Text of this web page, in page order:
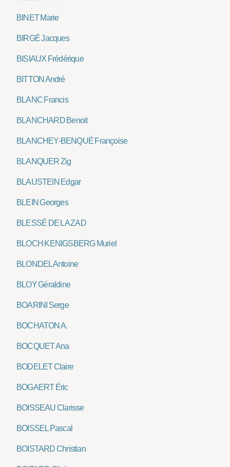
BINET Marie
BIRGÉ Jacques
BISIAUX Frédérique
BITTON André
BLANC Francis
BLANCHARD Benoit
BLANCHEY-BENQUÉ Françoise
BLANQUER Zig
BLAUSTEIN Edgar
BLEIN Georges
BLESSÉ DE LA ZAD
BLOCH KENIGSBERG Muriel
BLONDEL Antoine
BLOY Géraldine
BOARINI Serge
BOCHATON A.
BOCQUET Ana
BODELET Claire
BOGAERT Éric
BOISSEAU Clarisse
BOISSEL Pascal
BOISTARD Christian